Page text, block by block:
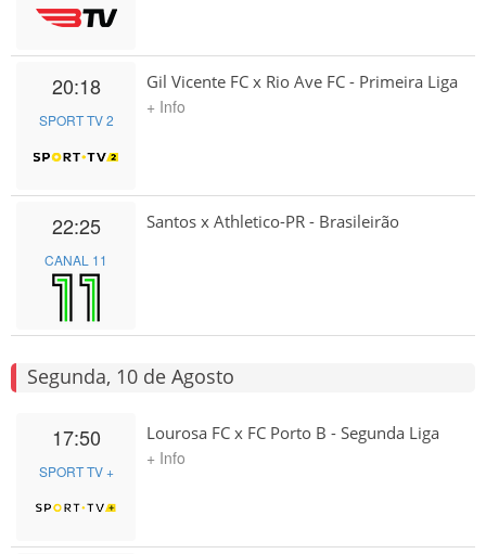
20:18
SPORT TV 2
Gil Vicente FC x Rio Ave FC - Primeira Liga
+ Info
22:25
CANAL 11
Santos x Athletico-PR - Brasileirão
Segunda, 10 de Agosto
17:50
SPORT TV +
Lourosa FC x FC Porto B - Segunda Liga
+ Info